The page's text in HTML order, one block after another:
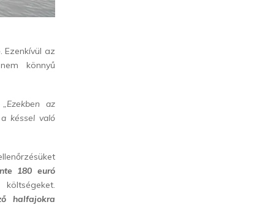
. Ezenkívül az
könnyű
„Ezekben az
késsel való
180 euró
halfajokra